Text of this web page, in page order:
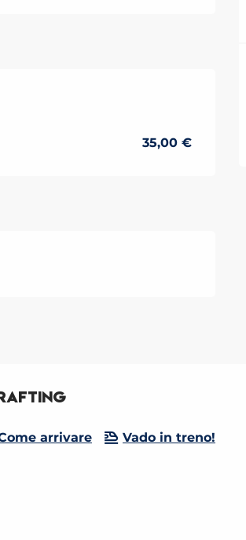
35,00 €
arrivare Vado in treno!